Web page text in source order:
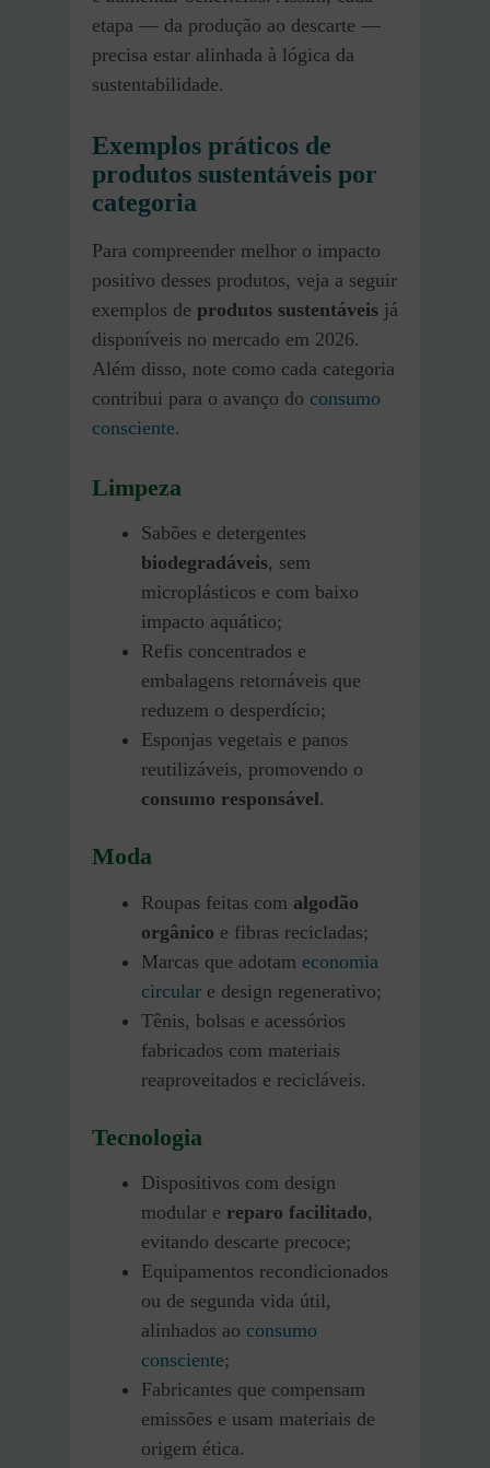
etapa — da produção ao descarte —
precisa estar alinhada à lógica da
sustentabilidade.
Exemplos práticos de
produtos sustentáveis por
categoria
Para compreender melhor o impacto
positivo desses produtos, veja a seguir
exemplos de produtos sustentáveis já
disponíveis no mercado em 2026.
Além disso, note como cada categoria
contribui para o avanço do consumo
consciente.
Limpeza
Sabões e detergentes
biodegradáveis, sem
microplásticos e com baixo
impacto aquático;
Refis concentrados e
embalagens retornáveis que
reduzem o desperdício;
Esponjas vegetais e panos
reutilizáveis, promovendo o
consumo responsável.
Moda
Roupas feitas com algodão
orgânico e fibras recicladas;
Marcas que adotam economia
circular e design regenerativo;
Tênis, bolsas e acessórios
fabricados com materiais
reaproveitados e recicláveis.
Tecnologia
Dispositivos com design
modular e reparo facilitado,
evitando descarte precoce;
Equipamentos recondicionados
ou de segunda vida útil,
alinhados ao consumo
consciente;
Fabricantes que compensam
emissões e usam materiais de
origem ética.